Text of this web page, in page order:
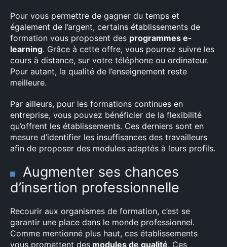
Pour vous permettre de gagner du temps et
également de l’argent, certains établissements de
formation vous proposent des programmes e-
learning. Grâce à cette offre, vous pourrez suivre les
cours à distance, sur votre téléphone ou ordinateur.
Pour autant, la qualité de l’enseignement reste
meilleure.
Par ailleurs, pour les formations continues en
entreprise, vous pouvez bénéficier de la flexibilité
qu’offrent les établissements. Ces derniers sont en
mesure d’identifier les insuffisances des travailleurs
afin de proposer des modules adaptés à leurs profils.
Augmenter ses chances
d’insertion professionnelle
Recourir aux organismes de formation, c’est se
garantir une place dans le monde professionnel.
Comme mentionné plus haut, ces établissements
vous promettent des modules de qualité. Ces